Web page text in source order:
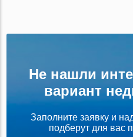
Не нашли
вариант
Заполните заявку и
подберут для вас